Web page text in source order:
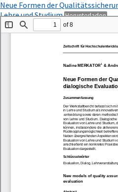
Zu
Artikeldetails
zurückkehren
Neue Formen der
Lehre und StudiumHerunterladen